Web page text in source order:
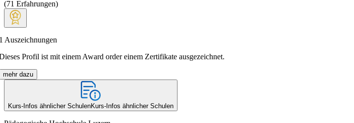
(71 Erfahrungen)
Auszeichnungen
Profil ist mit einem Award order einem Zertifikate ausgezeichnet.
mehr dazu
Kurs-Infos ähnlicher SchulenKurs-Infos ähnlicher Schulen